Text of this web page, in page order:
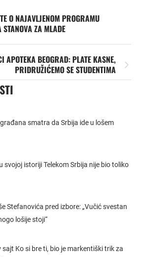
O NAJAVLJENOM PROGRAMU
ZA MLADE
APOTEKA BEOGRAD: PLATE KASNE,
PRIDRUŽIĆEMO SE STUDENTIMA
smatra da Srbija ide u lošem
svojoj istoriji Telekom Srbija nije bio toliko
Stefanovića pred izbore: „Vučić svestan
lošije stoji“
sajt Ko si bre ti, bio je markentiški trik za